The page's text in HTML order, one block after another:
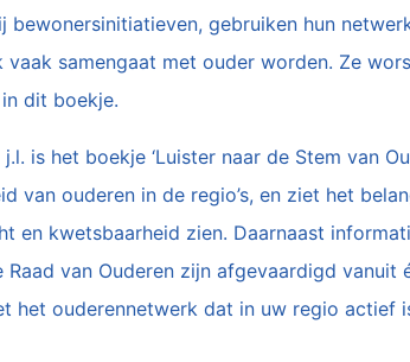
bewonersinitiatieven, gebruiken hun
vaak samengaat met ouder worden. Ze
dit boekje.
is het boekje ‘Luister naar de Stem van
van ouderen in de regio’s, en ziet het
en kwetsbaarheid zien. Daarnaast
Raad van Ouderen zijn afgevaardigd
het ouderennetwerk dat in uw regio actief